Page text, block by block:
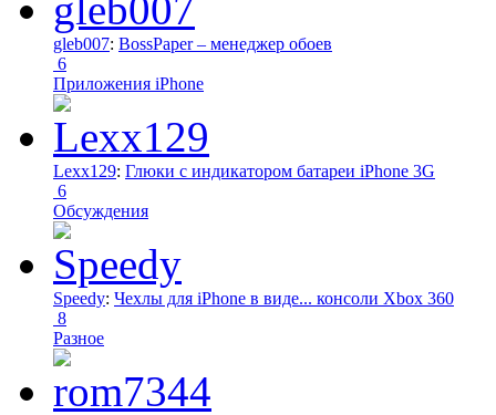
gleb007: BossPaper – менеджер обоев
6
Приложения iPhone
Lexx129: Глюки с индикатором батареи iPhone 3G
6
Обсуждения
Speedy: Чехлы для iPhone в виде... консоли Xbox 360
8
Разное